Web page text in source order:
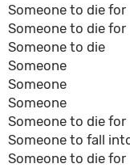
Someone to die for
Someone to die for
Someone to die
Someone
Someone
Someone
Someone to die for
Someone to fall
Someone to die for